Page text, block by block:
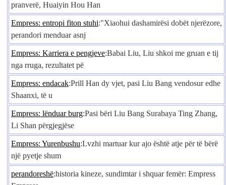
pranverë, Huaiyin Hou Han
Empress: entropi fiton stuhi:"Xiaohui dashamirësi dobët njerëzore,
perandori menduar asnj
Empress: Karriera e pengjeve:Babai Liu, Liu shkoi me gruan e tij
nga rruga, rezultatet pë
Empress: endacak:Prill Han dy vjet, pasi Liu Bang vendosur edhe
Shaanxi, të u
Empress: lënduar burg:Pasi bëri Liu Bang Surabaya Ting Zhang,
Li Shan përgjegjëse
Empress: Yurenbushu:Lvzhi martuar kur ajo është atje për të bërë
një pyetje shum
perandoreshë:historia kineze, sundimtar i shquar femër: Empress